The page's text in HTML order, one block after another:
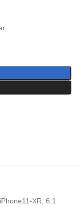
XR, 6.1